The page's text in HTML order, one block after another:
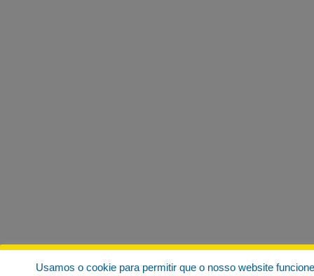
Usamos o cookie para permitir que o nosso website funcione